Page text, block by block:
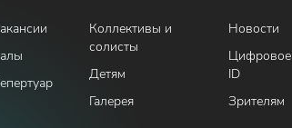
Коллективы и
солисты
Детям
Галерея
Новости
Цифровое
ID
Зрителям